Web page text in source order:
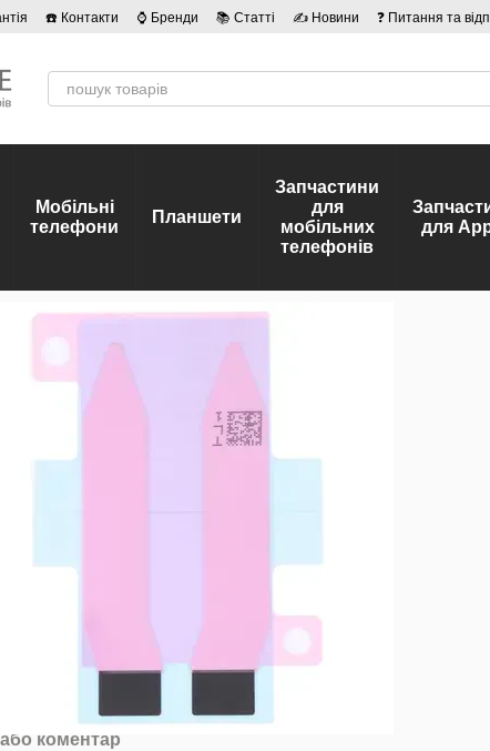
☎️ Контакти ⌚ Бренди 📚 Статті ✍ Новини ❓ Питання та
Мобільні
телефони
Планшети
Запчастини
для
мобільних
телефонів
для
коментар